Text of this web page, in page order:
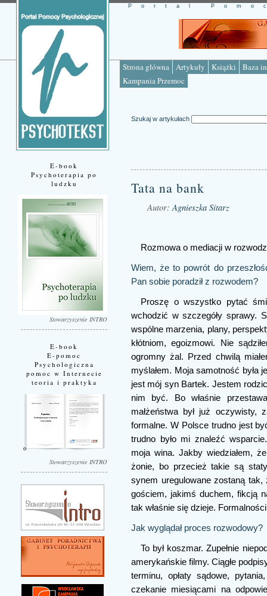
Strona główna Artykuły Książki
Baza
Kampania Przemoc
Portal
E-book
Psychoterapia po
ludzku
Stowarzyszenie INTRO
E-book
E-pomoc
Psychologiczna
pomoc w Internecie
teoria i praktyka
Stowarzyszenie INTRO
Szukaj w artykułach
Tata na bank
Autor: Agnieszka Sitarz
Rozmowa o mediacji w
Wiem, że to powrót do
Pan sobie poradził z rozwodem?
Proszę o wszystko pytać
wchodzić w szczegóły sprawy.
wspólne marzenia, plany,
kłótniom, egoizmowi. Nie
ogromny żal. Przed chwilą
myślałem. Moja samotność była
jest mój syn Bartek. Jestem
nim być. Bo właśnie
małżeństwa był już oczywisty,
formalne. W Polsce trudno jest
trudno było mi znaleźć
moja wina. Jakby wiedziałem,
żonie, bo przecież takie są
synem uregulowane zostaną tak,
gościem, jakimś duchem, fikcją
tak właśnie się dzieje.
Jak wyglądał proces rozwodowy?
To był koszmar. Zupełnie
amerykańskie filmy. Ciągłe
terminu, opłaty sądowe,
czekanie miesiącami na